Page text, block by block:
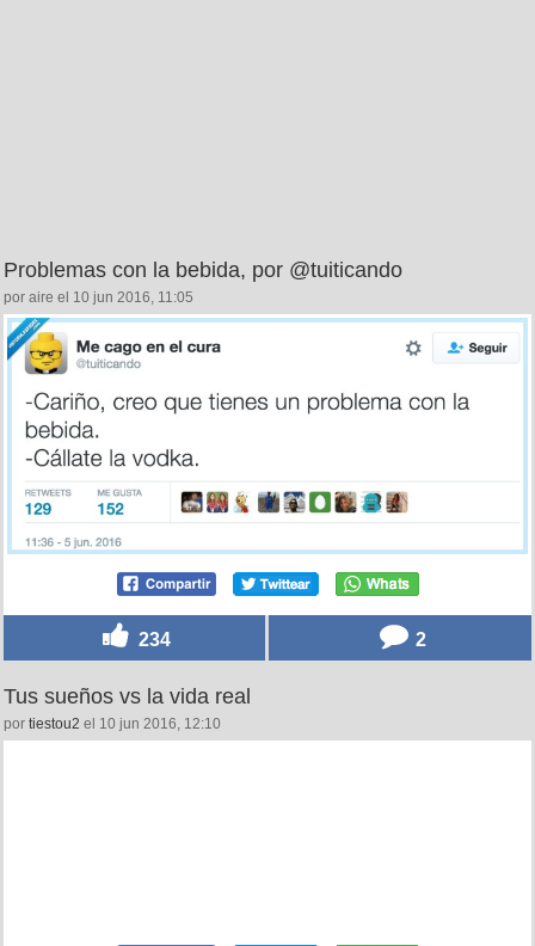
Problemas con la bebida, por @tuiticando
por aire el 10 jun 2016, 11:05
234 2
Tus sueños vs la vida real
por tiestou2 el 10 jun 2016, 12:10